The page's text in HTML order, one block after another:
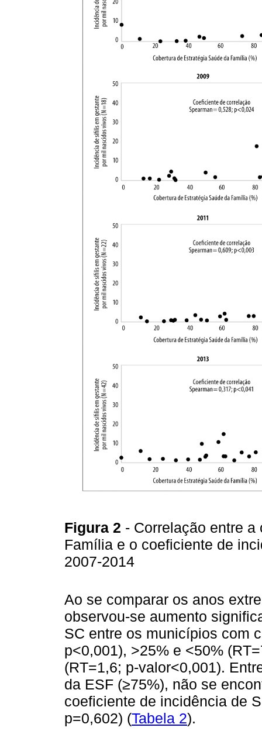
Figura 2 - Correlação entre
Família e o coeficiente de
2007-2014
Ao se comparar os anos
observou-se aumento
SC entre os municípios com
p<0,001), >25% e <50%
(RT=1,6; p-valor<0,001).
da ESF (≥75%), não se
coeficiente de incidência de
p=0,602) (Tabela 2).